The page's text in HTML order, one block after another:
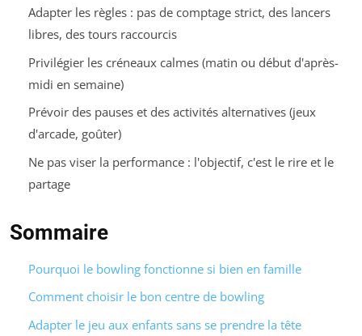
Adapter les règles : pas de comptage strict, des lancers
libres, des tours raccourcis
Privilégier les créneaux calmes (matin ou début d'après-
midi en semaine)
Prévoir des pauses et des activités alternatives (jeux
d'arcade, goûter)
Ne pas viser la performance : l'objectif, c'est le rire et le
partage
Sommaire
Pourquoi le bowling fonctionne si bien en famille
Comment choisir le bon centre de bowling
Adapter le jeu aux enfants sans se prendre la tête